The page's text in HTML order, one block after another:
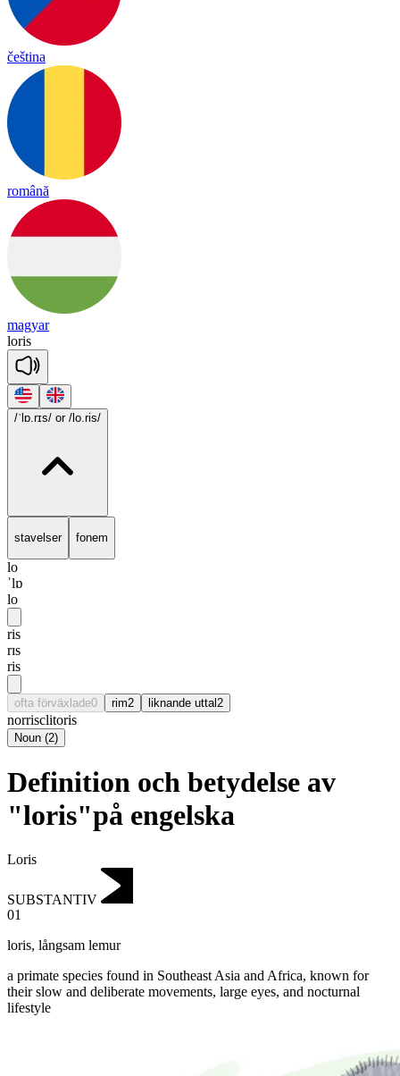
čeština
română
magyar
loris
/ˈlɒ.rɪs/ or /lo.ris/
stavelser fonem
lo
ˈlɒ
lo
ris
rɪs
ris
ofta förväxlade0 rim2 liknande uttal2
norrisclitoris
Noun (2)
Definition och betydelse av
"loris"på engelska
Loris
SUBSTANTIV
01
loris, långsam lemur
a primate species found in Southeast Asia and Africa, known for
their slow and deliberate movements, large eyes, and nocturnal
lifestyle